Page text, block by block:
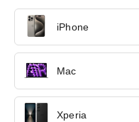
iPhone
Mac
Xperia